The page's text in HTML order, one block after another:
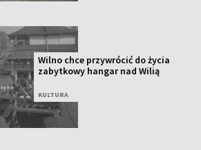
Wilno chce przywrócić do życia
zabytkowy hangar nad Wilią
KULTURA